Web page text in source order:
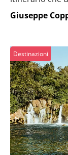
Giuseppe
Destinazioni